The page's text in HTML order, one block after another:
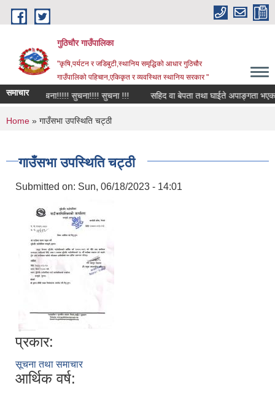
Skip to main content
गुठिचौर गाउँपालिका
"कृषि,पर्यटन र जडिबुटी,स्थानिय समृद्धिको आधार गुठिचौर
गाउँपालिको पहिचान,एकिकृत र व्यवस्थित स्थानिय सरकार "
समाचारसुचना!!!!! सुचना!!!! सुचना !!! सहिद वा बेपता तथा घाईते अपाङ्गता भएका
You are here
Home » गाउँसभा उपस्थिति चट्ठी
गाउँसभा उपस्थिति चट्ठी
Submitted on: Sun, 06/18/2023 - 14:01
प्रकार:
सूचना तथा समाचार
आर्थिक वर्ष: